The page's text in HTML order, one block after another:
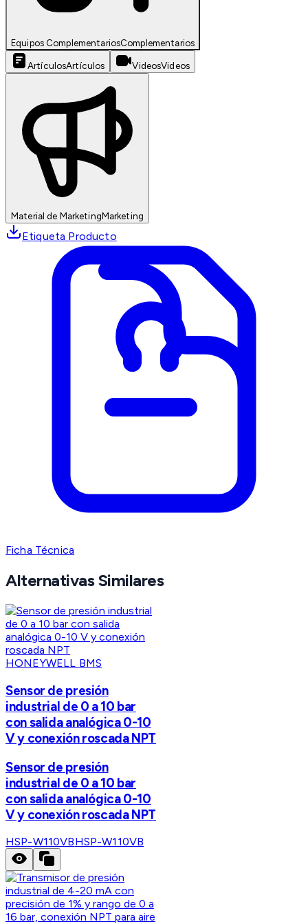
Equipos ComplementariosComplementarios
ArtículosArtículos VideosVideos
Material de MarketingMarketing
Etiqueta Producto
Ficha Técnica
Alternativas Similares
HONEYWELL BMS
Sensor de presión
industrial de 0 a 10 bar
con salida analógica 0-10
V y conexión roscada NPT
Sensor de presión
industrial de 0 a 10 bar
con salida analógica 0-10
V y conexión roscada NPT
HSP-W110VBHSP-W110VB